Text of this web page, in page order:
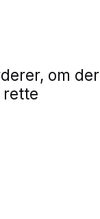
om der
rette